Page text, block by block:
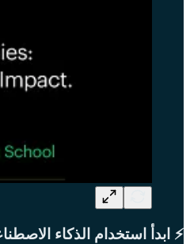
⚡️ ابدأ استخدام الذكاء